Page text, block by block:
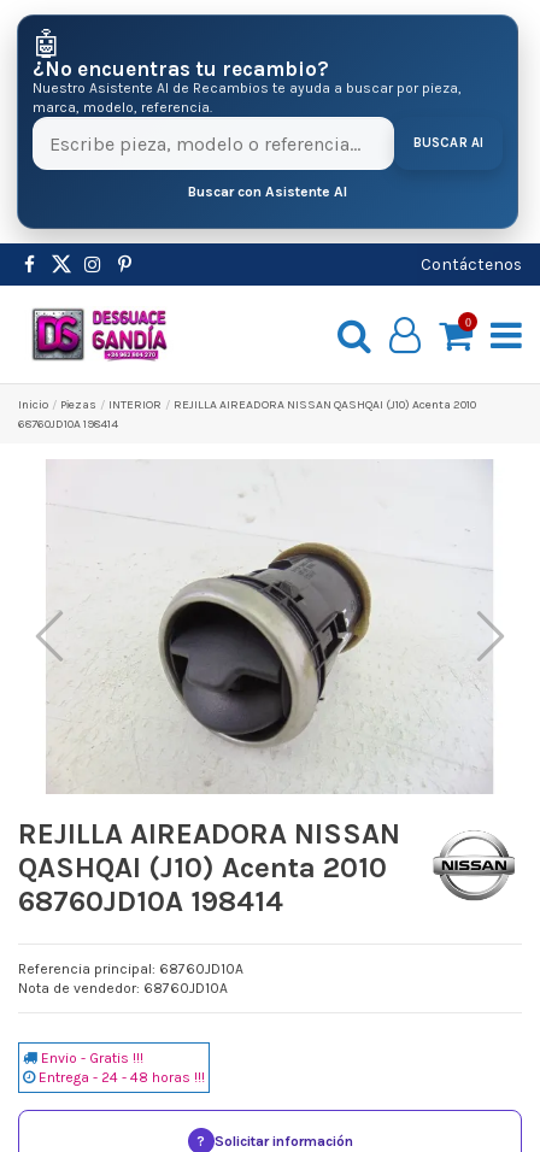
🤖
¿No encuentras tu recambio?
Nuestro Asistente AI de Recambios te ayuda a buscar por pieza,
marca, modelo, referencia.
BUSCAR AI
Buscar con Asistente AI
Contáctenos
0
Inicio Pіezas INTERIOR
REJILLA AIREADORA NISSAN QASHQAI (J10) Acenta 2010
68760JD10A 198414
REJILLA AIREADORA NISSAN
QASHQAI (J10) Acenta 2010
68760JD10A 198414
Referencia principal: 68760JD10A
Nota de vendedor: 68760JD10A
Envio - Gratis !!!
Entrega - 24 - 48 horas !!!
? Solicitar información